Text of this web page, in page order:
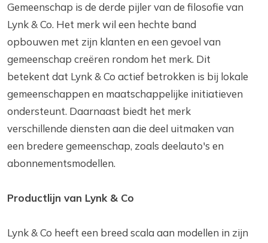
Gemeenschap is de derde pijler van de filosofie van
Lynk & Co. Het merk wil een hechte band
opbouwen met zijn klanten en een gevoel van
gemeenschap creëren rondom het merk. Dit
betekent dat Lynk & Co actief betrokken is bij lokale
gemeenschappen en maatschappelijke initiatieven
ondersteunt. Daarnaast biedt het merk
verschillende diensten aan die deel uitmaken van
een bredere gemeenschap, zoals deelauto's en
abonnementsmodellen.
Productlijn van Lynk & Co
Lynk & Co heeft een breed scala aan modellen in zijn